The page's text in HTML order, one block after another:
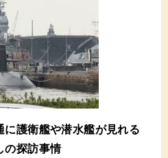
に護衛艦や潜水艦が見れる
の探訪事情